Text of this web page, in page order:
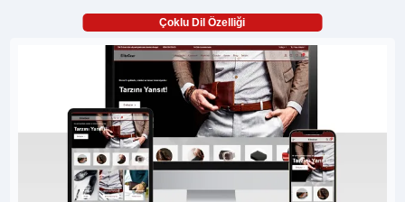
Çoklu Dil Özelliği